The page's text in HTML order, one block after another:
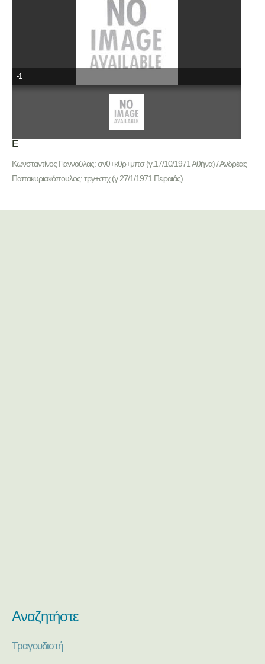
-1
Ε
Κωνσταντίνος Γιαννούλας: σνθ+κθρ+μπσ (γ.17/10/1971 Αθήνα) / Ανδρέας
Παπακυριακόπουλος: τργ+στχ (γ.27/1/1971 Πειραιάς)
Αναζητήστε
Τραγουδιστή